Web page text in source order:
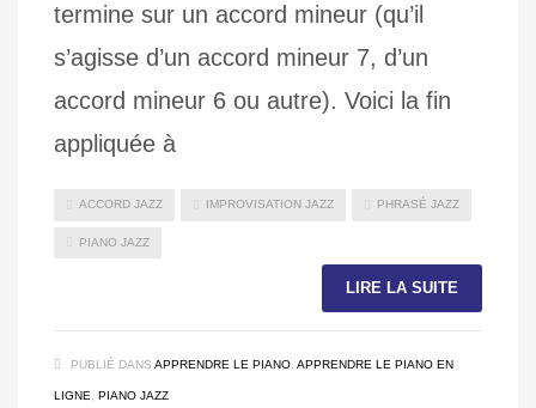
termine sur un accord mineur (qu’il
s’agisse d’un accord mineur 7, d’un
accord mineur 6 ou autre). Voici la fin
appliquée à
ACCORD JAZZ IMPROVISATION JAZZ PHRASÉ JAZZ
PIANO JAZZ
LIRE LA SUITE
PUBLIÉ DANS APPRENDRE LE PIANO APPRENDRE LE PIANO EN
LIGNE PIANO JAZZ